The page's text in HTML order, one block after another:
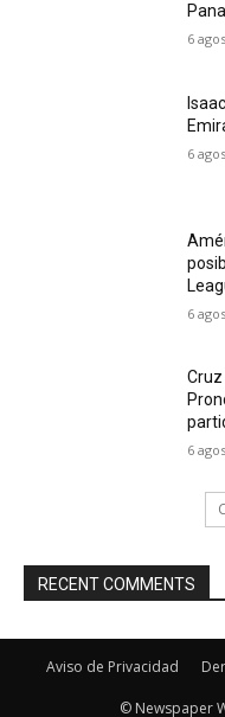
6
6
6
6
RECENT COMMENTS
Aviso de Privacidad
© Newspaper